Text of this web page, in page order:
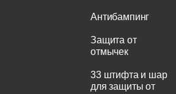
Антибампинг
Защита от
отмычек
33 штифта и шар
для защиты от